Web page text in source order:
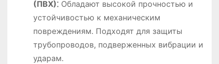
(ПВХ)⁚Обладают высокой прочностью и
устойчивостью к механическим
повреждениям. Подходят для защиты
трубопроводов, подверженных вибрации и
ударам.